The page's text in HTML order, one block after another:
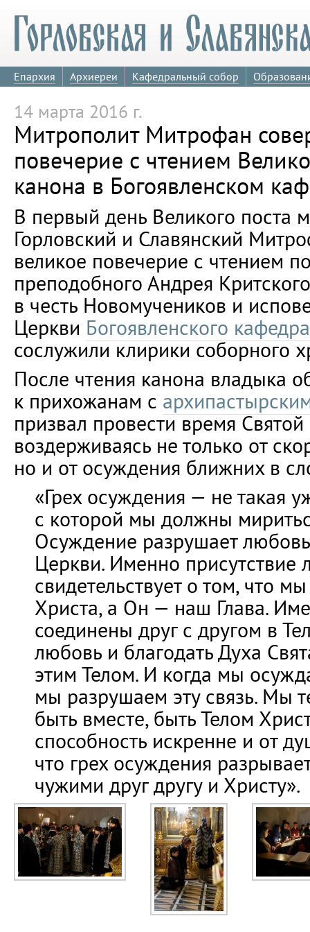
Епархия Архиереи Кафедральный собор
14 марта 2016 г.
Митрополит Митрофан
повечерие с чтением
канона в Богоявленском
В первый день Великого поста
Горловский и Славянский
великое повечерие с чтением
преподобного Андрея
в честь Новомучеников и
Церкви Богоявленского
сослужили клирики соборного
После чтения канона владыка
к прихожанам с
призвал провести время
воздерживаясь не только от
но и от осуждения ближних в
«Грех осуждения — не такая
с которой мы должны
Осуждение разрушает
Церкви. Именно присутствие
свидетельствует о том, что
Христа, а Он — наш Глава.
соединены друг с другом в
любовь и благодать Духа
этим Телом. И когда мы
мы разрушаем эту связь. Мы
быть вместе, быть Телом
способность искренне и от
что грех осуждения
чужими друг другу и Христу».